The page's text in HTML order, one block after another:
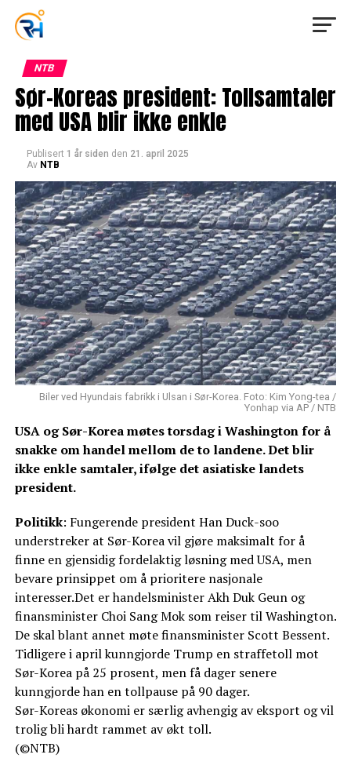
NTB
Sør-Koreas president: Tollsamtaler
med USA blir ikke enkle
Publisert 1 år siden den 21. april 2025
Av NTB
Biler ved Hyundais fabrikk i Ulsan i Sør-Korea. Foto: Kim Yong-tea /
Yonhap via AP / NTB
USA og Sør-Korea møtes torsdag i Washington for å
snakke om handel mellom de to landene. Det blir
ikke enkle samtaler, ifølge det asiatiske landets
president.
Politikk: Fungerende president Han Duck-soo
understreker at Sør-Korea vil gjøre maksimalt for å
finne en gjensidig fordelaktig løsning med USA, men
bevare prinsippet om å prioritere nasjonale
interesser.Det er handelsminister Akh Duk Geun og
finansminister Choi Sang Mok som reiser til Washington.
De skal blant annet møte finansminister Scott Bessent.
Tidligere i april kunngjorde Trump en straffetoll mot
Sør-Korea på 25 prosent, men få dager senere
kunngjorde han en tollpause på 90 dager.
Sør-Koreas økonomi er særlig avhengig av eksport og vil
trolig bli hardt rammet av økt toll.
(©NTB)